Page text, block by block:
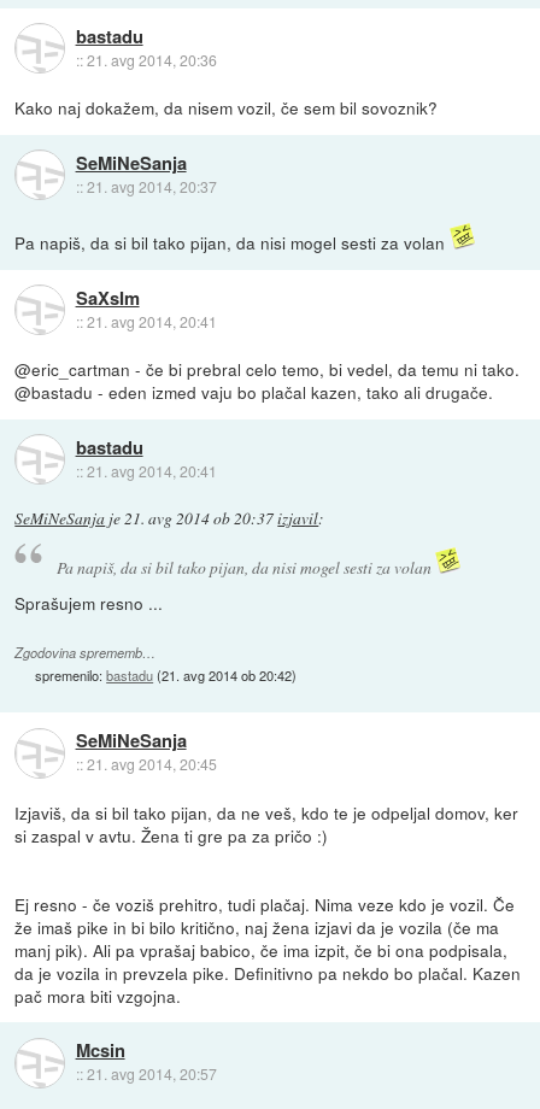
bastadu
::21. avg 2014, 20:36
Kako naj dokažem, da nisem vozil, če sem bil sovoznik?
SeMiNeSanja
::21. avg 2014, 20:37
Pa napiš, da si bil tako pijan, da nisi mogel sesti za volan
SaXsIm
::21. avg 2014, 20:41
@eric_cartman - če bi prebral celo temo, bi vedel, da temu ni tako.
@bastadu - eden izmed vaju bo plačal kazen, tako ali drugače.
bastadu
::21. avg 2014, 20:41
SeMiNeSanja je21. avg 2014 ob 20:37izjavil:
Pa napiš, da si bil tako pijan, da nisi mogel sesti za volan
Sprašujem resno ...
Zgodovina sprememb…
spremenilo:bastadu(21. avg 2014 ob 20:42)
SeMiNeSanja
::21. avg 2014, 20:45
Izjaviš, da si bil tako pijan, da ne veš, kdo te je odpeljal domov, ker
si zaspal v avtu. Žena ti gre pa za pričo :)
Ej resno - če voziš prehitro, tudi plačaj. Nima veze kdo je vozil. Če
že imaš pike in bi bilo kritično, naj žena izjavi da je vozila (če ma
manj pik). Ali pa vprašaj babico, če ima izpit, če bi ona podpisala,
da je vozila in prevzela pike. Definitivno pa nekdo bo plačal. Kazen
pač mora biti vzgojna.
Mcsin
::21. avg 2014, 20:57